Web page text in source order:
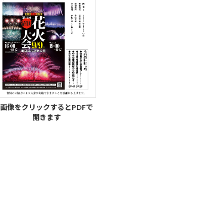
画像をクリックするとPDFで
開きます